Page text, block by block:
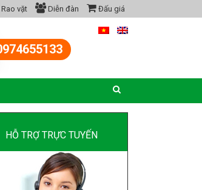
Rao vặt Diễn đàn Đấu giá
HỖ TRỢ TRỰC TUYẾN